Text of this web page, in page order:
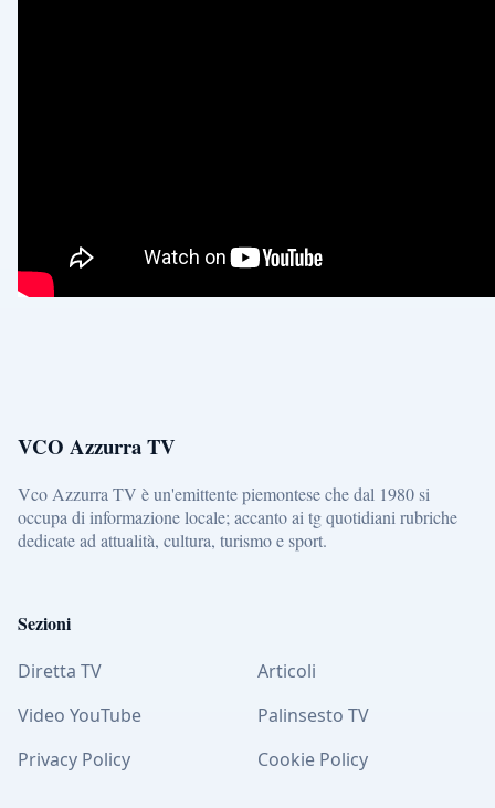
VCO Azzurra TV
Vco Azzurra TV è un'emittente piemontese che dal 1980 si
occupa di informazione locale; accanto ai tg quotidiani rubriche
dedicate ad attualità, cultura, turismo e sport.
Sezioni
Diretta TV
Articoli
Video YouTube
Palinsesto TV
Privacy Policy
Cookie Policy